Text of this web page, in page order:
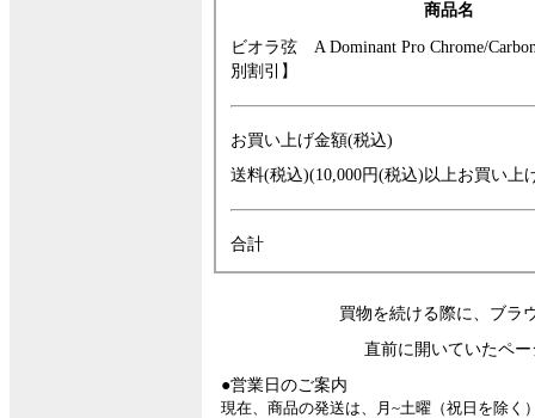
商品名
ビオラ弦 A Dominant Pro Chrome/
別割引】
お買い上げ金額(税込)
送料(税込)(10,000円(税込)以上お買い上
合計
買物を続ける際に、ブラ
直前に開いていたペ
●営業日のご案内
現在、商品の発送は、月~土曜（祝日を除く